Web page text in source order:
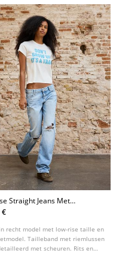
Straight Jeans Met
€
recht model met low-rise taille en
Tailleband met riemlussen
met scheuren. Rits en